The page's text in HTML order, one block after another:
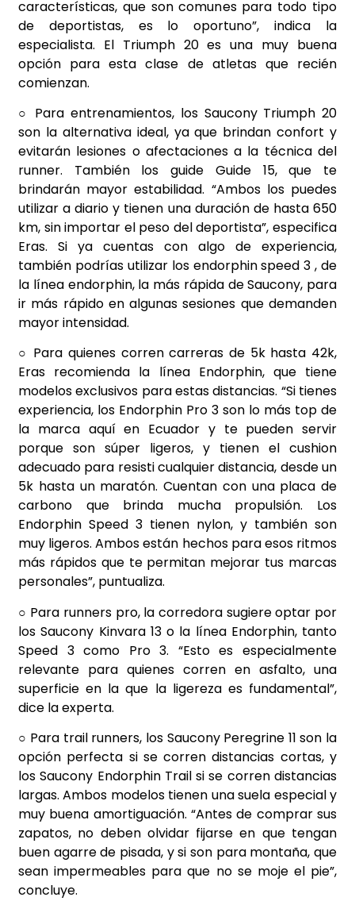
características, que son comunes para todo tipo
de deportistas, es lo oportuno”, indica la
especialista. El Triumph 20 es una muy buena
opción para esta clase de atletas que recién
comienzan.
○ Para entrenamientos, los Saucony Triumph 20
son la alternativa ideal, ya que brindan confort y
evitarán lesiones o afectaciones a la técnica del
runner. También los guide Guide 15, que te
brindarán mayor estabilidad. “Ambos los puedes
utilizar a diario y tienen una duración de hasta 650
km, sin importar el peso del deportista”, especifica
Eras. Si ya cuentas con algo de experiencia,
también podrías utilizar los endorphin speed 3 , de
la línea endorphin, la más rápida de Saucony, para
ir más rápido en algunas sesiones que demanden
mayor intensidad.
○ Para quienes corren carreras de 5k hasta 42k,
Eras recomienda la línea Endorphin, que tiene
modelos exclusivos para estas distancias. “Si tienes
experiencia, los Endorphin Pro 3 son lo más top de
la marca aquí en Ecuador y te pueden servir
porque son súper ligeros, y tienen el cushion
adecuado para resisti cualquier distancia, desde un
5k hasta un maratón. Cuentan con una placa de
carbono que brinda mucha propulsión. Los
Endorphin Speed 3 tienen nylon, y también son
muy ligeros. Ambos están hechos para esos ritmos
más rápidos que te permitan mejorar tus marcas
personales”, puntualiza.
○ Para runners pro, la corredora sugiere optar por
los Saucony Kinvara 13 o la línea Endorphin, tanto
Speed 3 como Pro 3. “Esto es especialmente
relevante para quienes corren en asfalto, una
superficie en la que la ligereza es fundamental”,
dice la experta.
○ Para trail runners, los Saucony Peregrine 11 son la
opción perfecta si se corren distancias cortas, y
los Saucony Endorphin Trail si se corren distancias
largas. Ambos modelos tienen una suela especial y
muy buena amortiguación. “Antes de comprar sus
zapatos, no deben olvidar fijarse en que tengan
buen agarre de pisada, y si son para montaña, que
sean impermeables para que no se moje el pie”,
concluye.